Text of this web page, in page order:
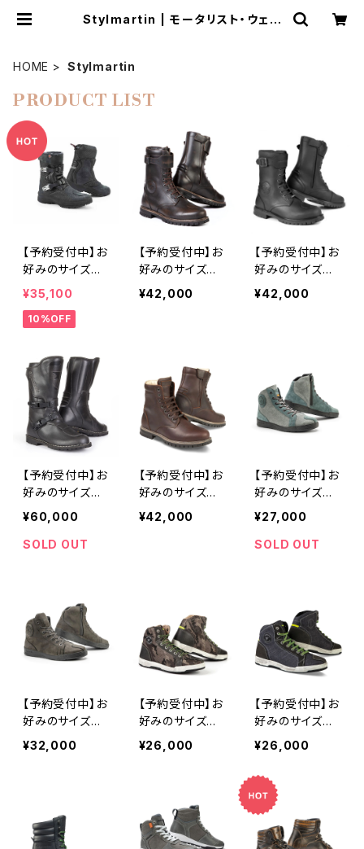
Stylmartin | モータリスト・ウェブ
HOME Stylmartin
PRODUCT LIST
【予約受付中】お
好みのサイズが
なければご予約
を承ります。おお
むね30日以内に
Stylmartin N
AVAJO EVO L
OW WP BLAC
K （スティルマー
ティン ナバホ・
エボ・ロー・WP・
ブラック）
¥35,100
10%OFF
【予約受付中】お
好みのサイズが
なければご予約
を承ります。おお
OCKET WP BR
OWN （スティル
マーティン ロ
ケット・WP・ブラ
ウン）
¥42,000
【予約受付中】お
好みのサイズが
なければご予約
を承ります。おお
OCKET WP NE
RO （スティルマ
ーティン ロケ
ット・WP・ネロ）
¥42,000
【予約受付中】お
好みのサイズが
なければご予約
を承ります。おお
むね30日以内に
ティルマーティ
ン マトリック
ス・WP）
¥60,000
SOLD OUT
【予約受付中】お
好みのサイズが
なければご予約
を承ります。おお
（スティルマーテ
ィン エース・ブ
ラウン）
¥42,000
【予約受付中】お
好みのサイズが
なければご予約
を承ります。おお
むね30日以内に
O （スティルマー
ティン タンク・
エアー・ペトロ）
¥27,000
SOLD OUT
【予約受付中】お
好みのサイズが
なければご予約
を承ります。おお
ANK WP ASH
（スティルマーテ
¥32,000
【予約受付中】お
好みのサイズが
なければご予約
を承ります。おお
Stylmartin R
APTOR EVO
WP （スティルマ
¥26,000
【予約受付中】お
好みのサイズが
なければご予約
を承ります。おお
むね30日以内に
入手可能です。
Stylmartin K
ANSAS WP （ス
ティルマーティ
¥26,000